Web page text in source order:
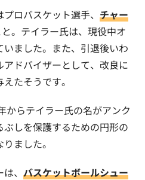
ロバスケット選手、 チャー
。テイラー氏は、現役中オ
ました。また、引退後いわ
ドバイザーとして、改良に
たそうです。
からテイラー氏の名がアンク
しを保護するための円形の
ました。
、 バスケットボールシュー